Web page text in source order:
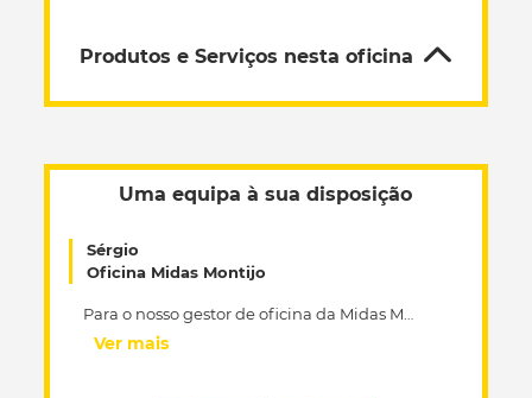
Produtos e Serviços nesta oficina
Uma equipa à sua disposição
Sérgio
Oficina Midas Montijo
Ver mais